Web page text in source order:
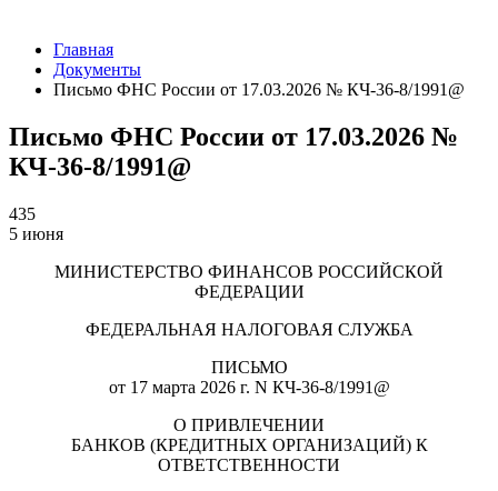
Главная
Документы
Письмо ФНС России от 17.03.2026 № КЧ-36-8/1991@
Письмо ФНС России от 17.03.2026 №
КЧ-36-8/1991@
435
5 июня
МИНИСТЕРСТВО ФИНАНСОВ РОССИЙСКОЙ
ФЕДЕРАЦИИ
ФЕДЕРАЛЬНАЯ НАЛОГОВАЯ СЛУЖБА
ПИСЬМО
от 17 марта 2026 г. N КЧ-36-8/1991@
О ПРИВЛЕЧЕНИИ
БАНКОВ (КРЕДИТНЫХ ОРГАНИЗАЦИЙ) К
ОТВЕТСТВЕННОСТИ